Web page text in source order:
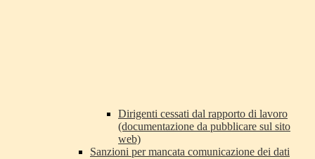
Dirigenti cessati dal rapporto di lavoro
(documentazione da pubblicare sul sito
web)
Sanzioni per mancata comunicazione dei dati